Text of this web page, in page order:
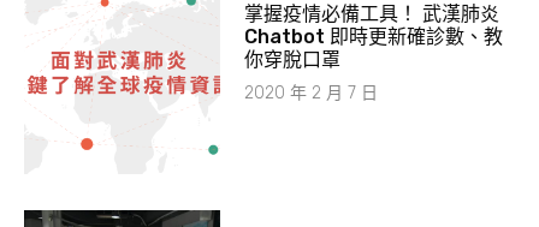
掌握疫情必備工具！ 武漢肺炎
Chatbot 即時更新確診數、教
你穿脫口罩
2020 年 2 月 7 日